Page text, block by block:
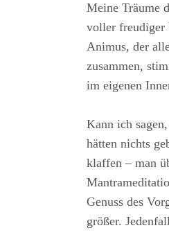
Meine Träume
voller freudiger
Animus, der
zusammen,
im eigenen
Kann ich
hätten nichts
klaffen – man
Genuss des
größer.